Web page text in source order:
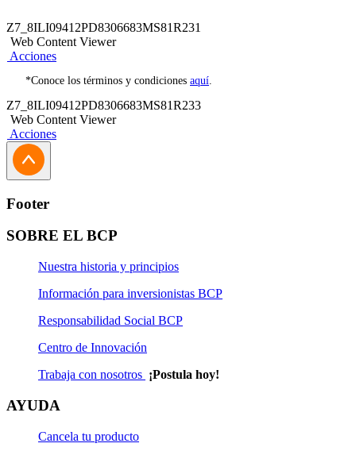
2023.
Z7_8ILI09412PD8306683MS81R231
Web Content Viewer
Acciones
*Conoce los términos y condiciones aquí.
Z7_8ILI09412PD8306683MS81R233
Web Content Viewer
Acciones
Footer
SOBRE EL BCP
Nuestra historia y principios
Información para inversionistas BCP
Responsabilidad Social BCP
Centro de Innovación
Trabaja con nosotros ¡Postula hoy!
AYUDA
Cancela tu producto